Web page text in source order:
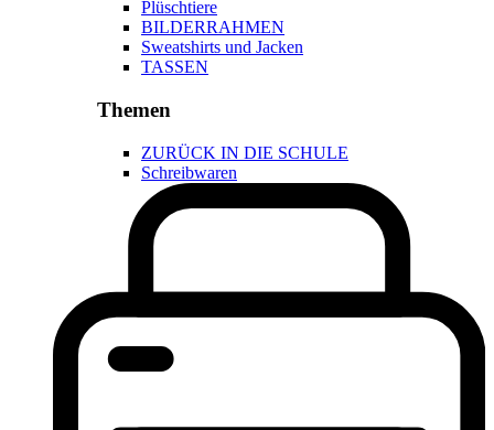
Plüschtiere
BILDERRAHMEN
Sweatshirts und Jacken
TASSEN
Themen
ZURÜCK IN DIE SCHULE
Schreibwaren